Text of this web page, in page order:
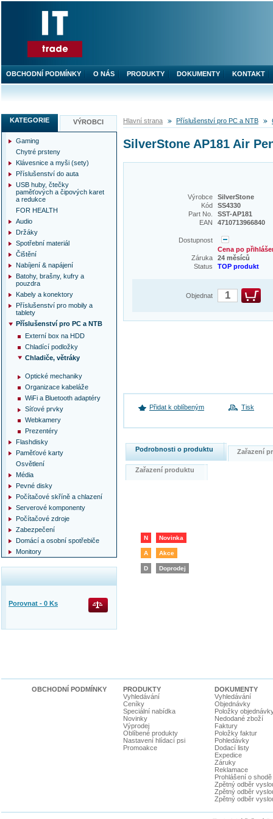
Hlavní strana Příslušenství pro PC a NTB
SilverStone AP181 Air
Výrobce
SilverStone
Kód
SS4330
Part No.
SST-AP181
EAN
4710713966840
Dostupnost
Cena po
Záruka
24 měsíců
Status
TOP produkt
Objednat
Přidat k oblíbeným Tisk
Podrobnosti o produktu Zařazení
Zařazení produktu
N Novinka
A Akce
D Doprodej
KATEGORIE VÝROBCI
Gaming
Chytré prsteny
Klávesnice a myši (sety)
Příslušenství do auta
USB huby, čtečky
paměťových a čipových karet
a redukce
FOR HEALTH
Audio
Držáky
Spotřební materiál
Čištění
Nabíjení & napájení
Batohy, brašny, kufry a
pouzdra
Kabely a konektory
Příslušenství pro mobily a
tablety
Příslušenství pro PC a NTB
Externí box na HDD
Chladící podložky
Chladiče, větráky
Optické mechaniky
Organizace kabeláže
WiFi a Bluetooth adaptéry
Síťové prvky
Webkamery
Prezentéry
Flashdisky
Paměťové karty
Osvětlení
Média
Pevné disky
Počítačové skříně a chlazení
Serverové komponenty
Počítačové zdroje
Zabezpečení
Domácí a osobní spotřebiče
Monitory
Porovnat - 0 Ks
OBCHODNÍ PODMÍNKY O NÁS PRODUKTY DOKUMENTY KONTAKT
OBCHODNÍ PODMÍNKY
PRODUKTY
Vyhledávání
Ceníky
Speciální nabídka
Novinky
Výprodej
Oblíbené produkty
Nastavení hlídací psi
Promoakce
DOKUMENTY
Vyhledávání
Objednávky
Položky
Nedodané zboží
Faktury
Položky faktur
Pohledávky
Dodací listy
Expedice
Záruky
Reklamace
Prohlášení o shodě
Zpětný odběr
Zpětný odběr
Zpětný odběr